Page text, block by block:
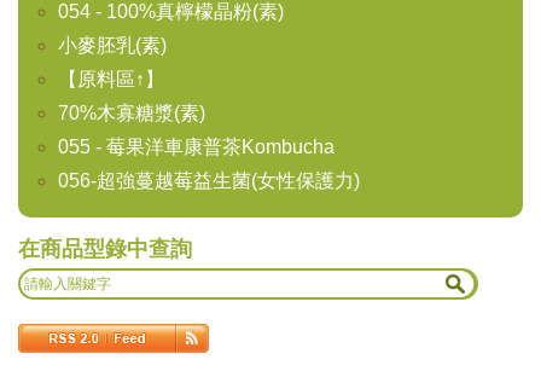
054 - 100%真檸檬晶粉(素)
小麥胚乳(素)
【原料區↑】
70%木寡糖漿(素)
055 - 莓果洋車康普茶Kombucha
056-超強蔓越莓益生菌(女性保護力)
在商品型錄中查詢